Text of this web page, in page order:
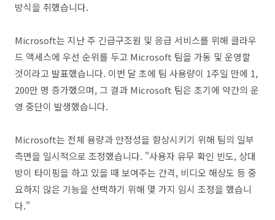
방식을 취했습니다.
Microsoft는 지난 주 긴급구조원 및 응급 서비스를 위해 클라우
드 액세스에 우선 순위를 두고 Microsoft 팀을 가동 및 운영할
것이라고 발표했습니다. 이번 달 초에 팀 사용량이 1주일 만에 1,
200만 명 증가했으며, 그 결과 Microsoft 팀은 초기에 약간의 운
영 중단이 발생했습니다.
Microsoft는 전체 용량과 안정성을 향상시키기 위해 팀의 일부
측면을 일시적으로 조정했습니다. "사용자 유무 확인 빈도, 상대
방이 타이핑을 하고 있을 때 보여주는 간격, 비디오 해상도 등 중
요하지 않은 기능을 선택하기 위해 몇 가지 임시 조정을 했습니
다."